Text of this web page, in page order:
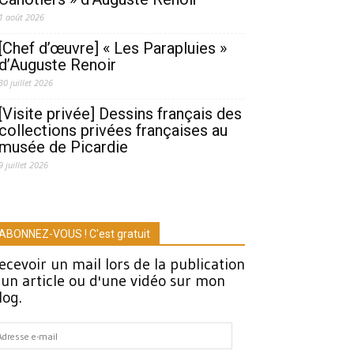
1 août 2026
[Chef d’œuvre] « Les Parapluies »
d’Auguste Renoir
juillet 2026
[Visite privée] Dessins français des
collections privées françaises au
musée de Picardie
juillet 2026
VOUS ! C'est gratuit
un mail lors de la publication
article ou d'une vidéo sur mon